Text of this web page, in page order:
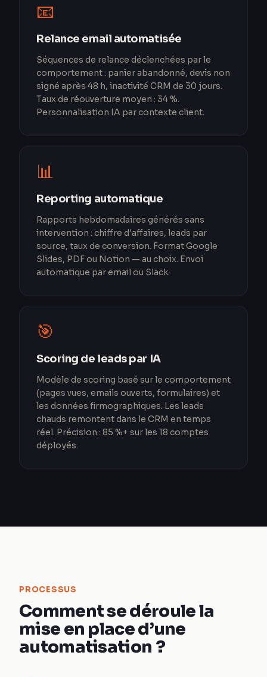
📧
Relance email automatisée
Séquences de relance déclenchées par le
comportement : panier abandonné, devis non
signé après 48 h, inactivité CRM de 30 jours.
Taux de réouverture moyen : 34 %.
Personnalisation IA par contexte client.
📊
Reporting automatique
Rapports hebdomadaires générés sans
intervention : chiffre d'affaires, leads par
source, taux de conversion. Format Google
Slides, PDF ou Notion — au choix. Envoi
automatique par email ou Slack.
🎯
Scoring de leads par IA
Modèle de scoring basé sur le comportement
(pages vues, emails ouverts, formulaires) et
les données firmographiques. Les leads
chauds remontent dans le CRM en temps
réel. Précision : 85 %+ sur les 18 comptes
déployés.
PROCESSUS
Comment se déroule la
mise en place d’une
automatisation ?